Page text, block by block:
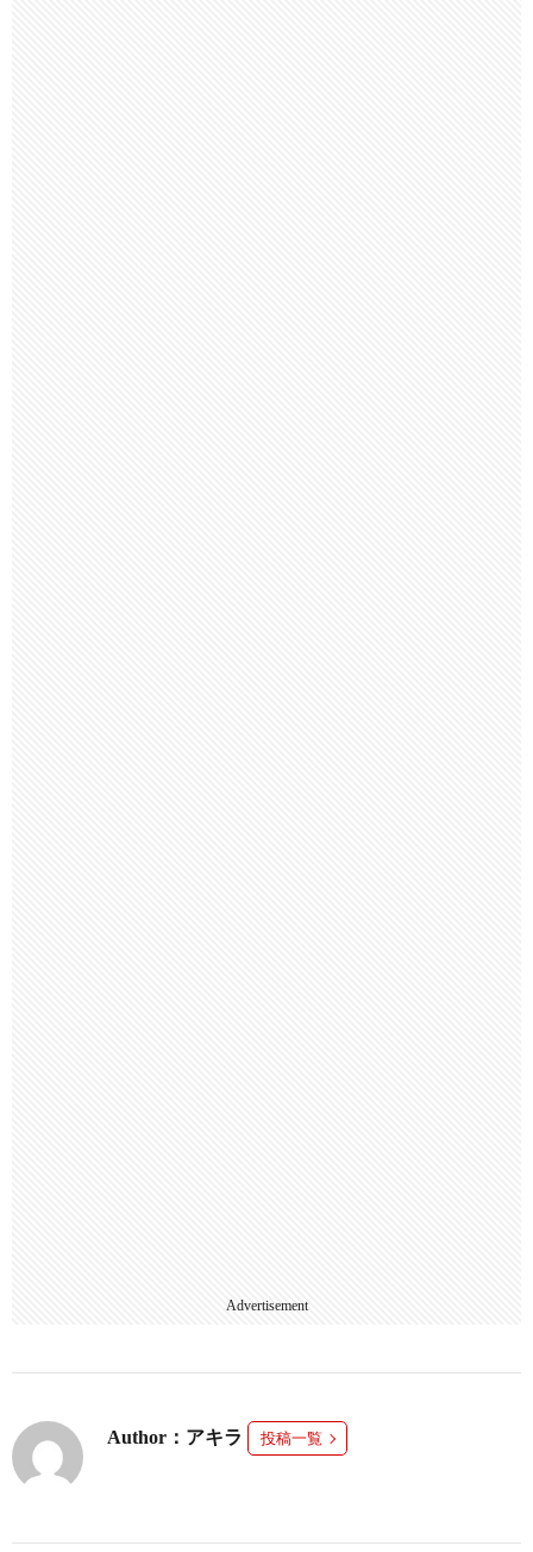
Advertisement
Author：アキラ 投稿一覧